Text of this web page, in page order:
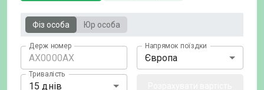
Фіз особа Юр особа
Держ номер Напрямок поїздки
Європа
Тривалість
15 днів